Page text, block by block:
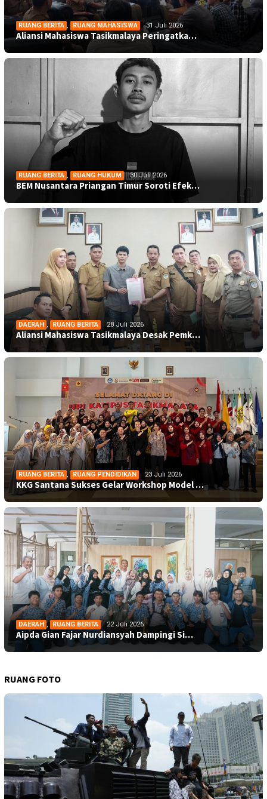
RUANG BERITA , RUANG MAHASISWA 31 Juli 2026
Aliansi Mahasiswa Tasikmalaya Peringatka…
RUANG BERITA RUANG HUKUM 30 Juli 2026
BEM Nusantara Priangan Timur Soroti Efek…
DAERAH , RUANG BERITA 28 Juli 2026
Aliansi Mahasiswa Tasikmalaya Desak Pemk…
RUANG BERITA , RUANG PENDIDIKAN 23 Juli 2026
KKG Santana Sukses Gelar Workshop Model …
DAERAH , RUANG BERITA 22 Juli 2026
Aipda Gian Fajar Nurdiansyah Dampingi Si…
RUANG FOTO